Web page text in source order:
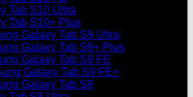
Tab S10 Ultra
Tab S10+ Plus
Galaxy Tab S9 Ultra
Galaxy Tab S9+ Plus
Galaxy Tab S9 FE
Galaxy Tab S9 FE+
Galaxy Tab S9